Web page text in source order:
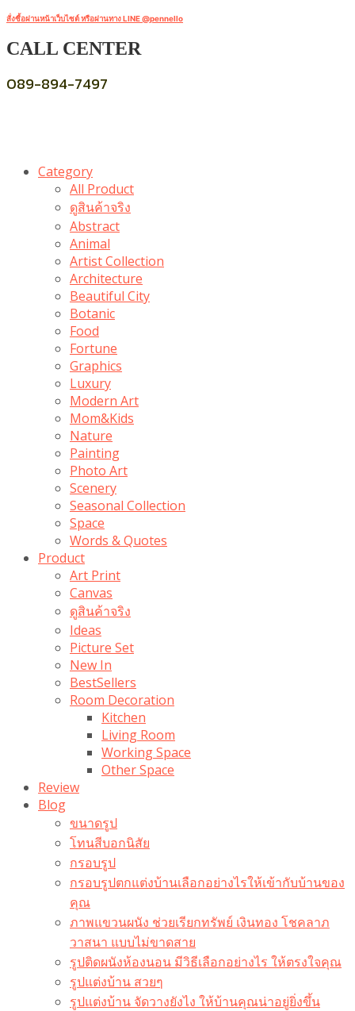
สั่งซื้อผ่านหน้าเว็บไซต์ หรือผ่านทาง LINE @pennello
CALL CENTER
089-894-7497
Category
All Product
ดูสินค้าจริง
Abstract
Animal
Artist Collection
Architecture
Beautiful City
Botanic
Food
Fortune
Graphics
Luxury
Modern Art
Mom&Kids
Nature
Painting
Photo Art
Scenery
Seasonal Collection
Space
Words & Quotes
Product
Art Print
Canvas
ดูสินค้าจริง
Ideas
Picture Set
New In
BestSellers
Room Decoration
Kitchen
Living Room
Working Space
Other Space
Review
Blog
ขนาดรูป
โทนสีบอกนิสัย
กรอบรูป
กรอบรูปตกแต่งบ้านเลือกอย่างไรให้เข้ากับบ้านของ
คุณ
ภาพแขวนผนัง ช่วยเรียกทรัพย์ เงินทอง โชคลาภ
วาสนา แบบไม่ขาดสาย
รูปติดผนังห้องนอน มีวิธีเลือกอย่างไร ให้ตรงใจคุณ
รูปแต่งบ้าน สวยๆ
รูปแต่งบ้าน จัดวางยังไง ให้บ้านคุณน่าอยู่ยิ่งขึ้น